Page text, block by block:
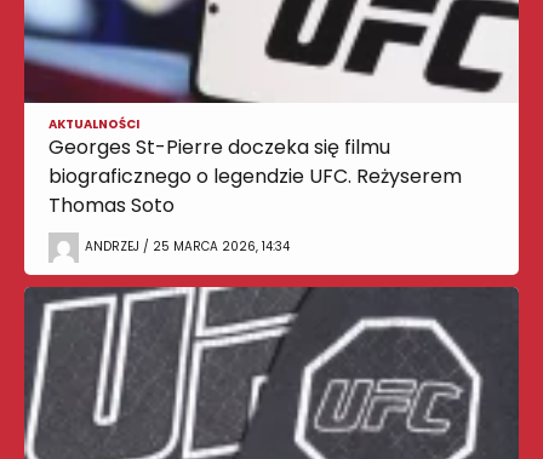
AKTUALNOŚCI
Georges St-Pierre doczeka się filmu
biograficznego o legendzie UFC. Reżyserem
Thomas Soto
ANDRZEJ / 25 MARCA 2026, 14:34